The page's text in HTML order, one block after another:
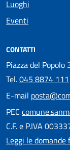
Luoghi
Eventi
CONTATTI
Piazza del
Tel.045 8874 111
E-mail
PEC
C.F. e P.IVA
Leggi le